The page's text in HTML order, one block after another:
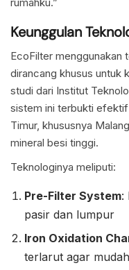
Keunggulan
EcoFilter menggunakan
dirancang khusus untuk
studi dari Institut
sistem ini terbukti
Timur, khususnya
mineral besi tinggi.
Teknologinya meliputi:
Pre-Filter System:
pasir dan lumpur
Iron Oxidation
terlarut agar